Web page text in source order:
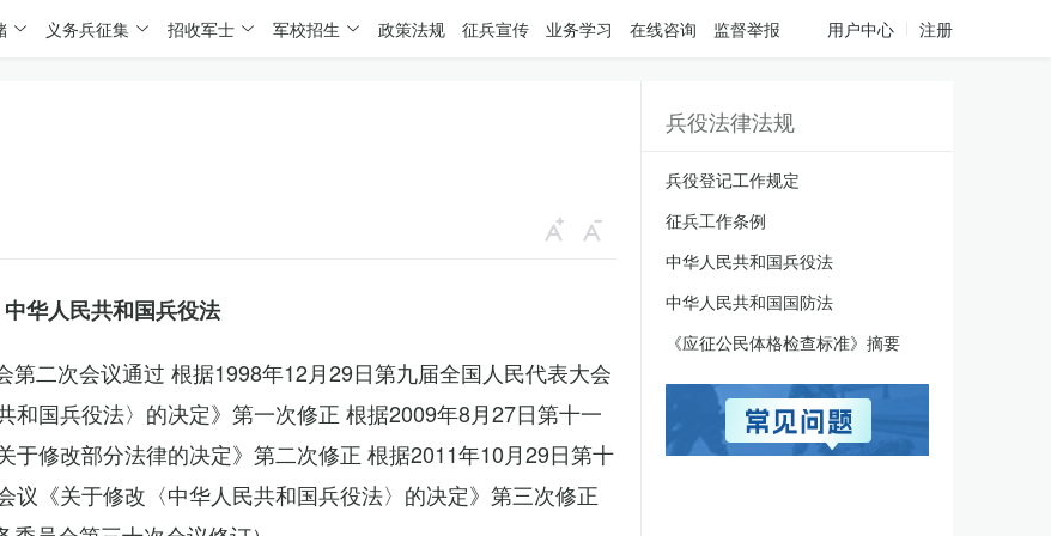
义务兵征集 招收军士 军校招生 政策法规 征兵宣传 业务学习 在线咨询 监督举报 用户中心 注册
中华人民共和国兵役法
第二次会议通过 根据1998年12月29日第九届全国人民代表大会
国兵役法〉的决定》第一次修正 根据2009年8月27日第十一
于修改部分法律的决定》第二次修正 根据2011年10月29日第十
《关于修改〈中华人民共和国兵役法〉的决定》第三次修正
兵役法律法规
兵役登记工作规定
征兵工作条例
中华人民共和国兵役法
中华人民共和国国防法
《应征公民体格检查标准》摘要